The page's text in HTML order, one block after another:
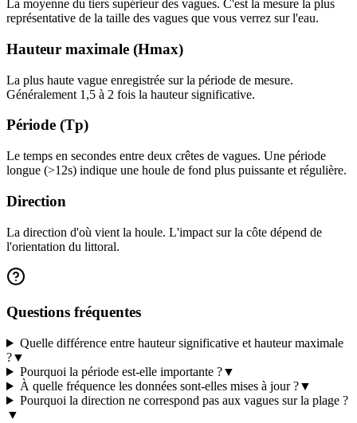
La moyenne du tiers supérieur des vagues. C'est la mesure la plus
représentative de la taille des vagues que vous verrez sur l'eau.
Hauteur maximale (Hmax)
La plus haute vague enregistrée sur la période de mesure.
Généralement 1,5 à 2 fois la hauteur significative.
Période (Tp)
Le temps en secondes entre deux crêtes de vagues. Une période
longue (>12s) indique une houle de fond plus puissante et régulière.
Direction
La direction d'où vient la houle. L'impact sur la côte dépend de
l'orientation du littoral.
Questions fréquentes
Quelle différence entre hauteur significative et hauteur maximale
?▼
Pourquoi la période est-elle importante ?▼
À quelle fréquence les données sont-elles mises à jour ?▼
Pourquoi la direction ne correspond pas aux vagues sur la plage ?
▼